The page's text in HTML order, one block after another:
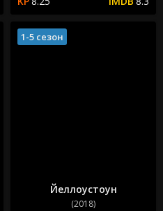
Йеллоустоун
(2018)
1-5 сезон